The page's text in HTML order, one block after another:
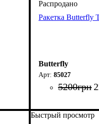
Ракетка Butterfly
Butterfly
85027
5200грн
Быстрый просмотр